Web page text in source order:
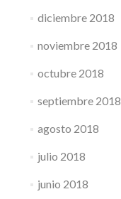
diciembre 2018
noviembre 2018
octubre 2018
septiembre 2018
agosto 2018
julio 2018
junio 2018